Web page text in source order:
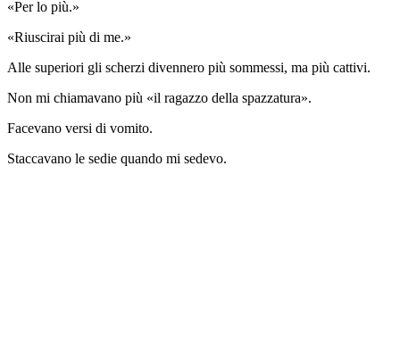
«Per lo più.»
«Riuscirai più di me.»
Alle superiori gli scherzi divennero più sommessi, ma più cattivi.
Non mi chiamavano più «il ragazzo della spazzatura».
Facevano versi di vomito.
Staccavano le sedie quando mi sedevo.